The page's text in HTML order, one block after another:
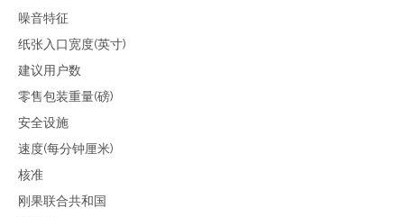
噪音特征
纸张入口宽度(英寸)
建议用户数
零售包装重量(磅)
安全设施
速度(每分钟厘米)
核准
刚果联合共和国